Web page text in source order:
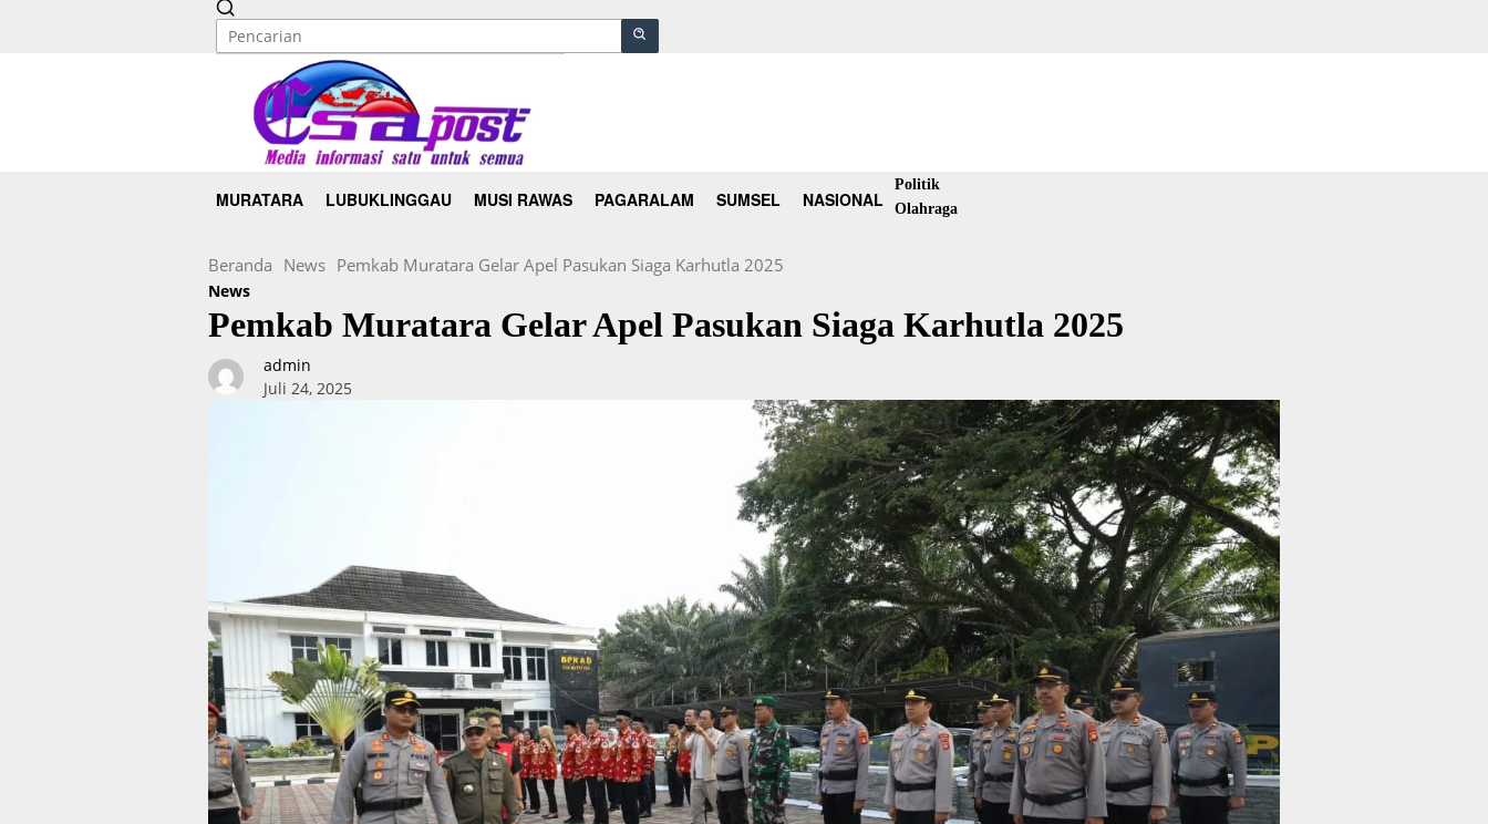
MURATARA LUBUKLINGGAU MUSI RAWAS PAGARALAM SUMSEL NASIONAL
Politik
Olahraga
Beranda News Pemkab Muratara Gelar Apel Pasukan Siaga Karhutla 2025
News
Pemkab Muratara Gelar Apel Pasukan Siaga Karhutla 2025
admin
Juli 24, 2025